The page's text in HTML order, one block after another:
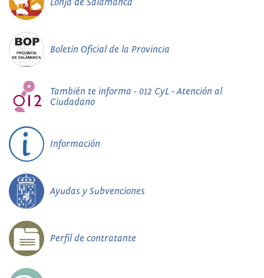
Boletín Oficial de la Provincia
También te informa - 012 CyL - Atención al
Ciudadano
Información
Ayudas y Subvenciones
Perfil de contratante